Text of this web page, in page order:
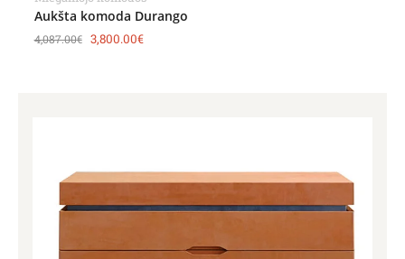
Aukšta komoda Durango
4,087.00€ 3,800.00€